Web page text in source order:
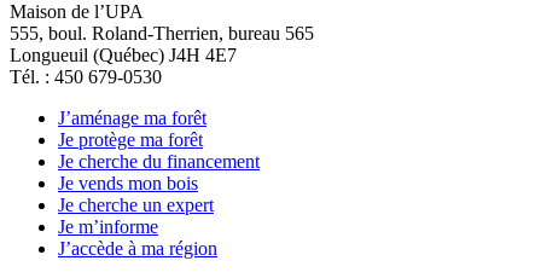
Maison de l’UPA
555, boul. Roland-Therrien, bureau 565
Longueuil (Québec) J4H 4E7
Tél. : 450 679-0530
J’aménage ma forêt
Je protège ma forêt
Je cherche du financement
Je vends mon bois
Je cherche un expert
Je m’informe
J’accède à ma région